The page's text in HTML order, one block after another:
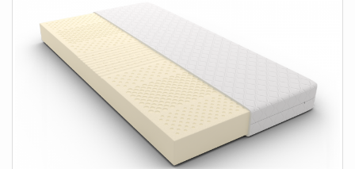
gallery